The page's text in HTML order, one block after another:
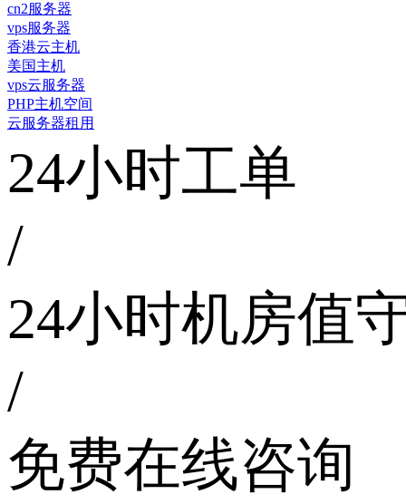
cn2服务器
vps服务器
香港云主机
美国主机
vps云服务器
PHP主机空间
云服务器租用
24小时工单
/
24小时机房值
/
免费在线咨询